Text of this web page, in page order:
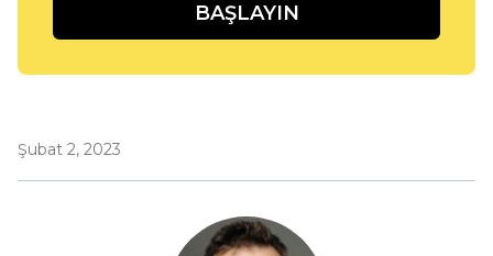
BAŞLAYIN
Şubat 2, 2023